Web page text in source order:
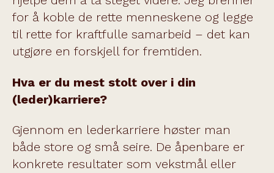
for å koble de rette menneskene og legge
til rette for kraftfulle samarbeid – det kan
utgjøre en forskjell for fremtiden.
Hva er du mest stolt over i din
(leder)karriere?
Gjennom en lederkarriere høster man
både store og små seire. De åpenbare er
konkrete resultater som vekstmål eller